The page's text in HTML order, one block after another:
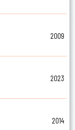
2009
2023
2014